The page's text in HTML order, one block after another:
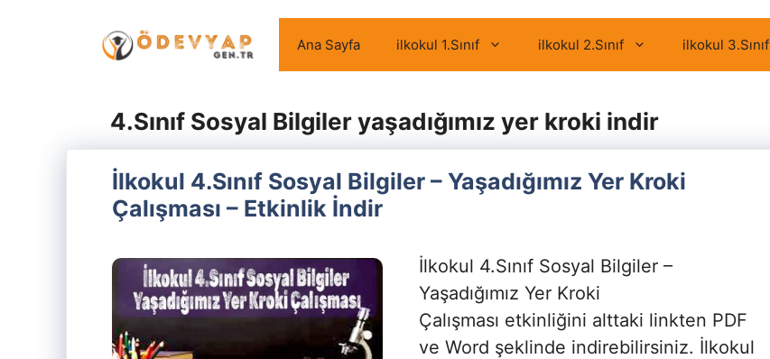
Ana Sayfa ilkokul 1.Sınıf ilkokul 2.Sınıf ilkokul 3.Sınıf
4.Sınıf Sosyal Bilgiler yaşadığımız yer kroki indir
İlkokul 4.Sınıf Sosyal Bilgiler – Yaşadığımız Yer Kroki
Çalışması – Etkinlik İndir
İlkokul 4.Sınıf Sosyal Bilgiler –
Yaşadığımız Yer Kroki
Çalışması etkinliğini alttaki linkten PDF
ve Word şeklinde indirebilirsiniz. İlkokul